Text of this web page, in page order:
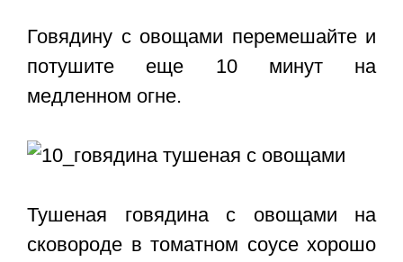
Говядину с овощами перемешайте и
потушите еще 10 минут на
медленном огне.
Тушеная говядина с овощами на
сковороде в томатном соусе хорошо